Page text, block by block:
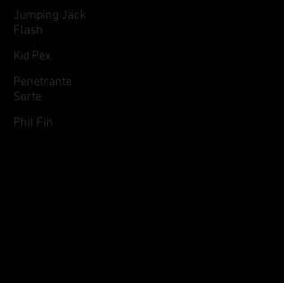
Jumping Jack
Flash
Kid Pex
Penetrante
Sorte
Phil Fin